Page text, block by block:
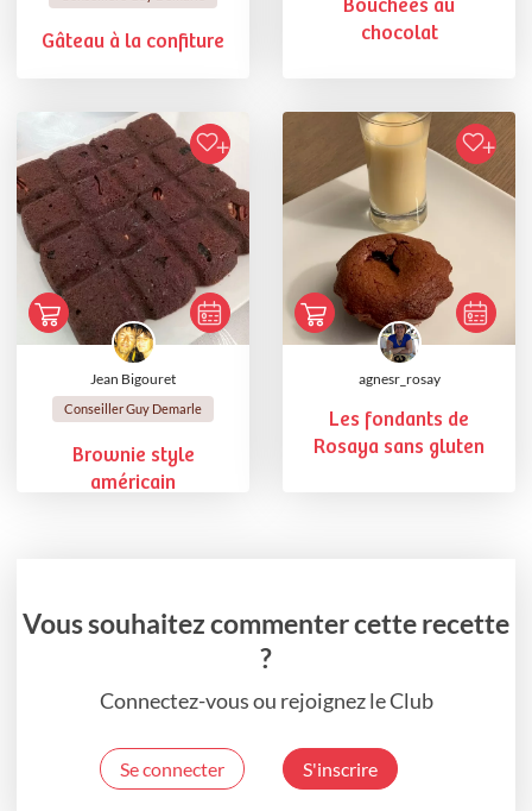
Gâteau à la confiture
Bouchées au
chocolat
Jean Bigouret
Conseiller Guy Demarle
Brownie style
américain
agnesr_rosay
Les fondants de
Rosaya sans gluten
Vous souhaitez commenter cette recette
?
Connectez-vous ou rejoignez le Club
Se connecter S'inscrire